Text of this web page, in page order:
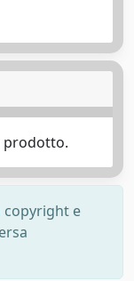
prodotto.
copyright e